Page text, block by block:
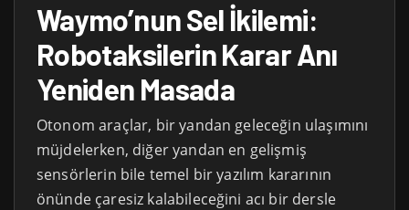
Waymo’nun Sel İkilemi:
Robotaksilerin Karar Anı
Yeniden Masada
Otonom araçlar, bir yandan geleceğin ulaşımını
müjdelerken, diğer yandan en gelişmiş
sensörlerin bile temel bir yazılım kararının
önünde çaresiz kalabileceğini acı bir dersle